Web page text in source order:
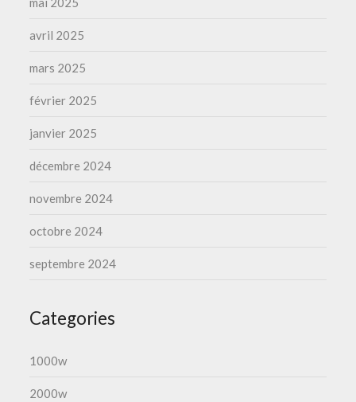
avril 2025
mars 2025
février 2025
janvier 2025
décembre 2024
novembre 2024
octobre 2024
septembre 2024
Categories
1000w
2000w